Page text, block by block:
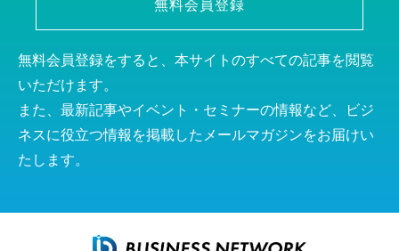
無料会員登録
無料会員登録をすると、本サイトのすべての記事を閲覧
いただけます。
また、最新記事やイベント・セミナーの情報など、ビジ
ネスに役立つ情報を掲載したメールマガジンをお届けい
たします。